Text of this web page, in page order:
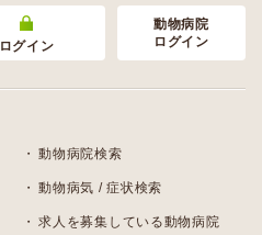
ログイン
動物病院
ログイン
動物病院検索
動物病気 / 症状検索
求人を募集している動物病院